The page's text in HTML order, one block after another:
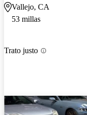
Vallejo, CA
53 millas
Trato justo